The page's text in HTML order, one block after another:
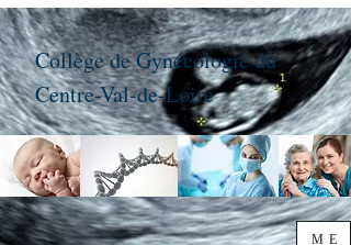
ME
Collège de Gynécologie du
Centre-Val-de-Loire